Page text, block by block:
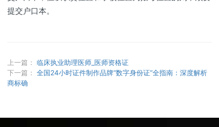
提交户口本。
上一篇： 临床执业助理医师_医师资格证
下一篇： 全国24小时证件制作品牌“数字身份证”全指南：深度解析
商标确